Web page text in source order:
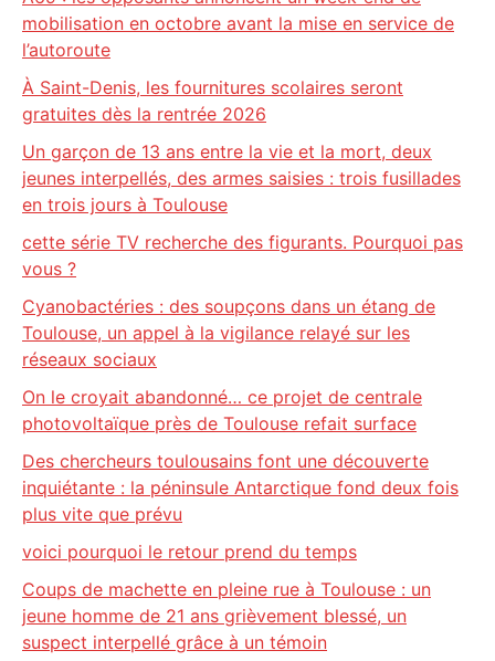
mobilisation en octobre avant la mise en service de
l’autoroute
À Saint-Denis, les fournitures scolaires seront
gratuites dès la rentrée 2026
Un garçon de 13 ans entre la vie et la mort, deux
jeunes interpellés, des armes saisies : trois fusillades
en trois jours à Toulouse
cette série TV recherche des figurants. Pourquoi pas
vous ?
Cyanobactéries : des soupçons dans un étang de
Toulouse, un appel à la vigilance relayé sur les
réseaux sociaux
On le croyait abandonné… ce projet de centrale
photovoltaïque près de Toulouse refait surface
Des chercheurs toulousains font une découverte
inquiétante : la péninsule Antarctique fond deux fois
plus vite que prévu
voici pourquoi le retour prend du temps
Coups de machette en pleine rue à Toulouse : un
jeune homme de 21 ans grièvement blessé, un
suspect interpellé grâce à un témoin